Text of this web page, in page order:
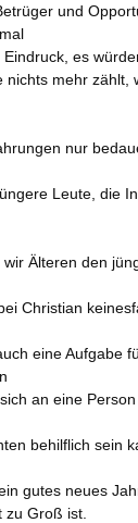
und
es
nichts mehr zählt,
nur
Leute, die
Älteren den
Christian
eine Aufgabe
an eine
behilflich sein
gutes neues
zu Groß ist.